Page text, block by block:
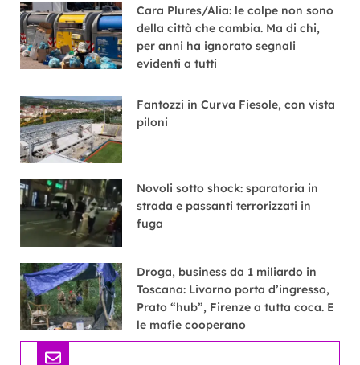
Cara Plures/Alia: le colpe non sono
della città che cambia. Ma di chi,
per anni ha ignorato segnali
evidenti a tutti
Fantozzi in Curva Fiesole, con vista
piloni
Novoli sotto shock: sparatoria in
strada e passanti terrorizzati in
fuga
Droga, business da 1 miliardo in
Toscana: Livorno porta d’ingresso,
Prato “hub”, Firenze a tutta coca. E
le mafie cooperano